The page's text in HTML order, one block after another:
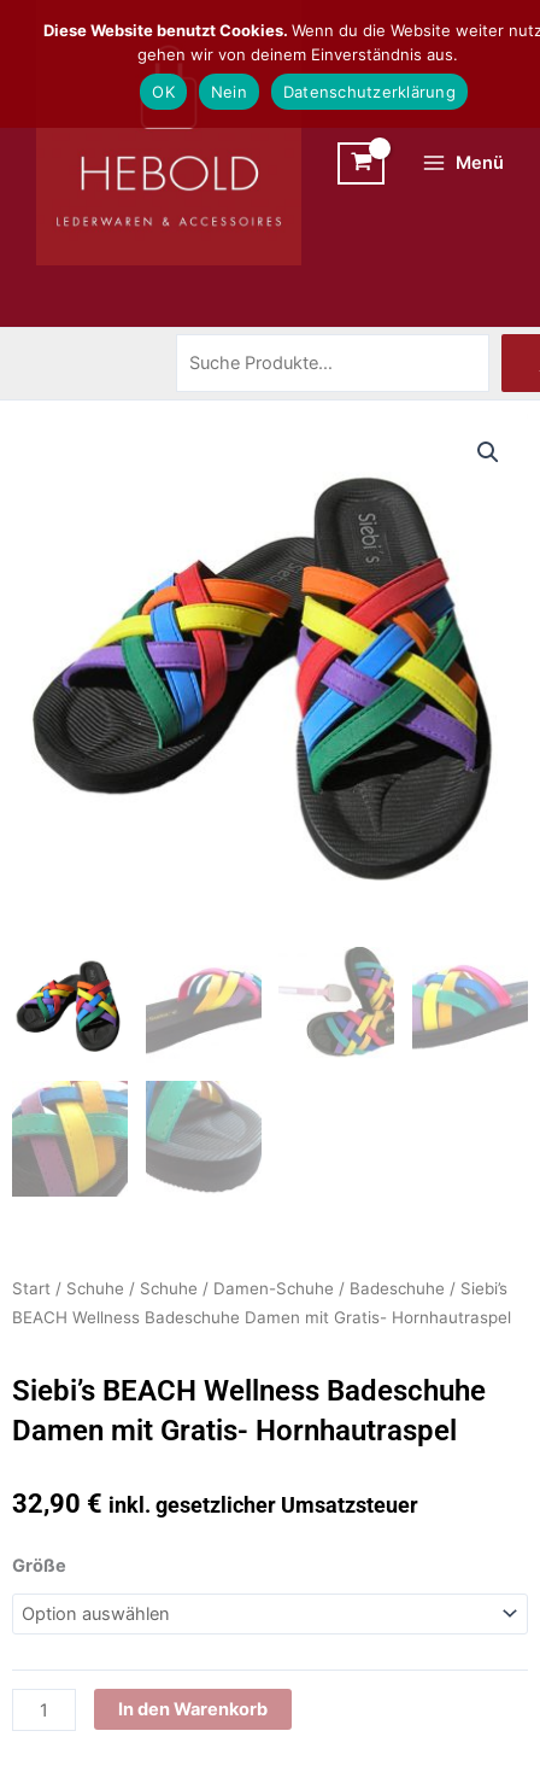
Inhalt
Menü
Start / Schuhe / Schuhe / Damen-Schuhe / Badeschuhe / Siebi’s
BEACH Wellness Badeschuhe Damen mit Gratis- Hornhautraspel
Siebi’s BEACH Wellness Badeschuhe
Damen mit Gratis- Hornhautraspel
32,90 € inkl. gesetzlicher Umsatzsteuer
Größe
Siebi's
BEACH
Wellness
Gratis-
In den Warenkorb
Diese Website benutzt Cookies. Wenn du die Website weiter
gehen wir von deinem Einverständnis aus.
OK
Nein Datenschutzerklärung